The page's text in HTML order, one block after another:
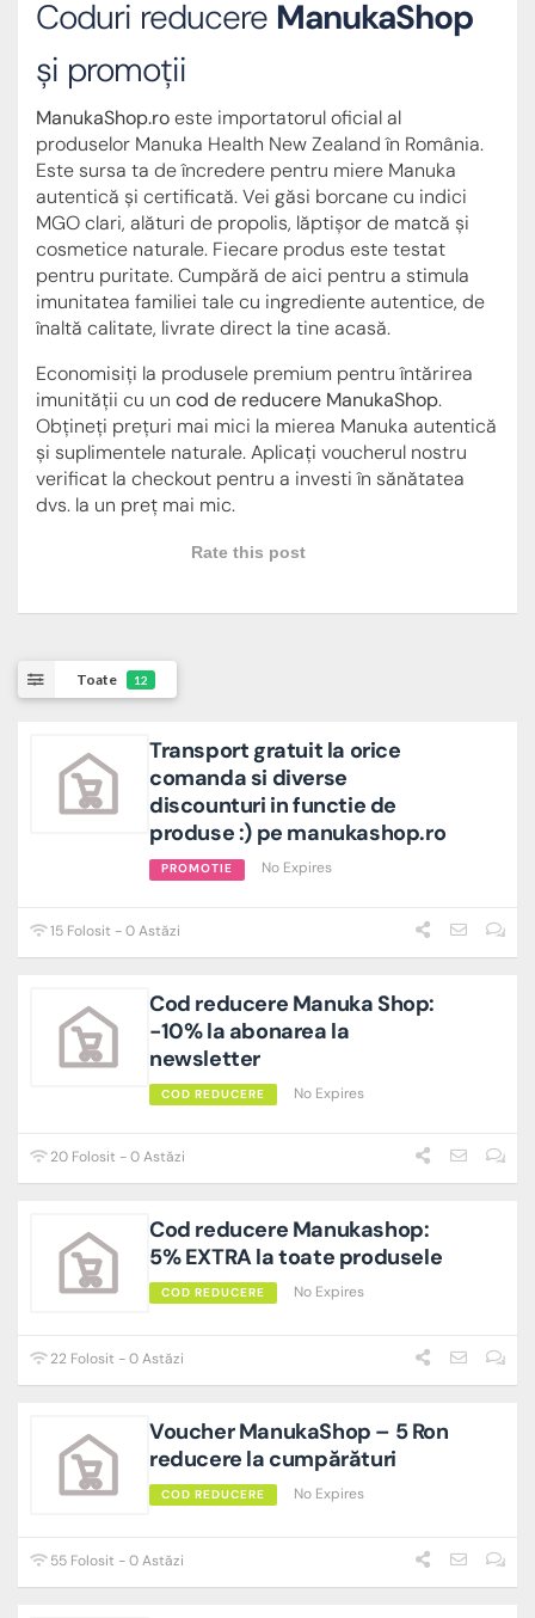
Coduri reducere ManukaShop
și promoții
ManukaShop.roeste importatorul oficial al
produselor Manuka Health New Zealand în România.
Este sursa ta de încredere pentru miere Manuka
autentică și certificată. Vei găsi borcane cu indici
MGO clari, alături de propolis, lăptișor de matcă și
cosmetice naturale. Fiecare produs este testat
pentru puritate. Cumpără de aici pentru a stimula
imunitatea familiei tale cu ingrediente autentice, de
înaltă calitate, livrate direct la tine acasă.
Economisiți la produsele premium pentru întărirea
imunității cu un cod de reducere ManukaShop.
Obțineți prețuri mai mici la mierea Manuka autentică
și suplimentele naturale. Aplicați voucherul nostru
verificat la checkout pentru a investi în sănătatea
dvs. la un preț mai mic.
Rate this post
Toate 12
Transport gratuit la orice
comanda si diverse
discounturi in functie de
produse :) pe manukashop.ro
PROMOTIE No Expires
15 Folosit - 0 Astăzi
Cod reducere Manuka Shop:
-10% la abonarea la
newsletter
COD REDUCERE No Expires
20 Folosit - 0 Astăzi
Cod reducere Manukashop:
5% EXTRA la toate produsele
COD REDUCERE No Expires
22 Folosit - 0 Astăzi
Voucher ManukaShop – 5 Ron
reducere la cumpărături
COD REDUCERE No Expires
55 Folosit - 0 Astăzi